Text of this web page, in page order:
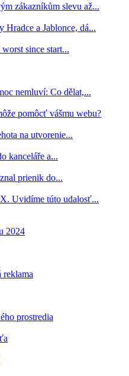
zákazníkům slevu až...
Hradce a Jablonce, dá...
since start...
nemluví: Co dělat,...
pomôcť vášmu webu?
na utvorenie...
kanceláře a...
prienik do...
Uvidíme túto udalosť...
2024
reklama
prostredia